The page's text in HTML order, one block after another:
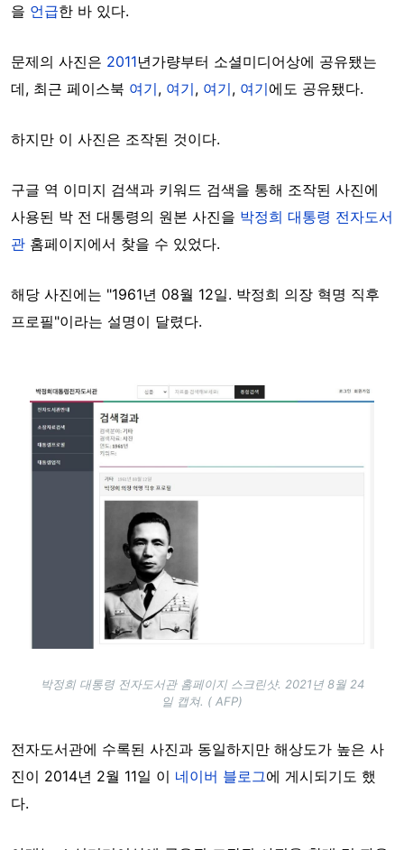
을 언급한 바 있다.
문제의 사진은 2011년가량부터 소셜미디어상에 공유됐는
데, 최근 페이스북 여기, 여기, 여기, 여기에도 공유됐다.
하지만 이 사진은 조작된 것이다.
구글 역 이미지 검색과 키워드 검색을 통해 조작된 사진에
사용된 박 전 대통령의 원본 사진을 박정희 대통령 전자도서
관 홈페이지에서 찾을 수 있었다.
해당 사진에는 "1961년 08월 12일. 박정희 의장 혁명 직후
프로필"이라는 설명이 달렸다.
Image
박정희 대통령 전자도서관 홈페이지 스크린샷. 2021년 8월 24
일 캡쳐. ( AFP)
전자도서관에 수록된 사진과 동일하지만 해상도가 높은 사
진이 2014년 2월 11일 이 네이버 블로그에 게시되기도 했
다.